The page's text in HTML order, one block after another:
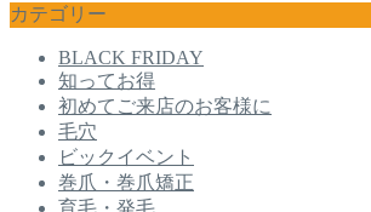
カテゴリー
BLACK FRIDAY
知ってお得
初めてご来店のお客様に
毛穴
ビックイベント
巻爪・巻爪矯正
育毛・発毛